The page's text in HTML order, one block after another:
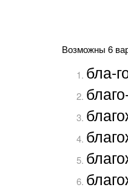
Возможны 6
бла-